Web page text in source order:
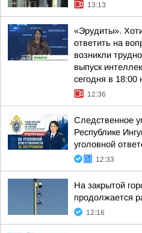
13:13
«Эрудиты».
ответить на
возникли
выпуск
сегодня в 18:00
12:36
Следственное
Республике
уголовной
12:33
На закрытой
продолжается
12:16